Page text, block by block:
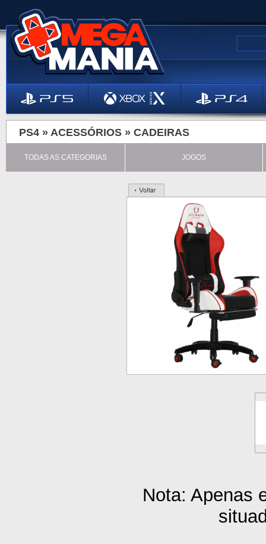
PS4 » ACESSÓRIOS » CADEIRAS
TODAS AS CATEGORIAS JOGOS
Nota: Apenas